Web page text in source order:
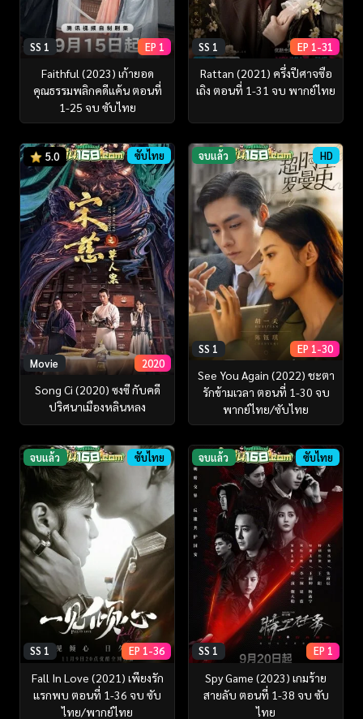
SS 1 EP 1
Faithful (2023) เก้ายอด
คุณธรรมพลิกคดีแค้น ตอนที่
1-25 จบ ซับไทย
SS 1 EP 1-31
Rattan (2021) ครึ่งปีศาจซือ
เถิง ตอนที่ 1-31 จบ พากย์ไทย
5.0 ซับไทย
Movie 2020
Song Ci (2020) ซงซี กับคดี
ปริศนาเมืองหลินหลง
จบแล้ว HD
SS 1 EP 1-30
See You Again (2022) ชะตา
รักข้ามเวลา ตอนที่ 1-30 จบ
พากย์ไทย/ซับไทย
จบแล้ว ซับไทย
SS 1 EP 1-36
Fall In Love (2021) เพียงรัก
แรกพบ ตอนที่ 1-36 จบ ซับ
ไทย/พากย์ไทย
จบแล้ว ซับไทย
SS 1 EP 1
Spy Game (2023) เกมร้าย
สายลับ ตอนที่ 1-38 จบ ซับ
ไทย